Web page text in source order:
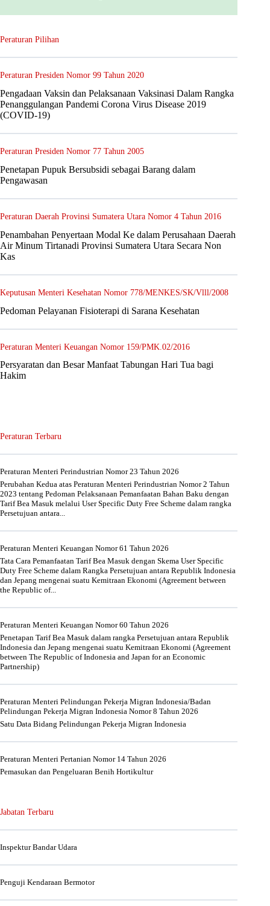
Peraturan Pilihan
Peraturan Presiden Nomor 99 Tahun 2020
Pengadaan Vaksin dan Pelaksanaan Vaksinasi Dalam Rangka
Penanggulangan Pandemi Corona Virus Disease 2019
(COVID-19)
Peraturan Presiden Nomor 77 Tahun 2005
Penetapan Pupuk Bersubsidi sebagai Barang dalam
Pengawasan
Peraturan Daerah Provinsi Sumatera Utara Nomor 4 Tahun 2016
Penambahan Penyertaan Modal Ke dalam Perusahaan Daerah
Air Minum Tirtanadi Provinsi Sumatera Utara Secara Non
Kas
Keputusan Menteri Kesehatan Nomor 778/MENKES/SK/Vlll/2008
Pedoman Pelayanan Fisioterapi di Sarana Kesehatan
Peraturan Menteri Keuangan Nomor 159/PMK.02/2016
Persyaratan dan Besar Manfaat Tabungan Hari Tua bagi
Hakim
Peraturan Terbaru
Peraturan Menteri Perindustrian Nomor 23 Tahun 2026
Perubahan Kedua atas Peraturan Menteri Perindustrian Nomor 2 Tahun
2023 tentang Pedoman Pelaksanaan Pemanfaatan Bahan Baku dengan
Tarif Bea Masuk melalui User Specific Duty Free Scheme dalam rangka
Persetujuan antara...
Peraturan Menteri Keuangan Nomor 61 Tahun 2026
Tata Cara Pemanfaatan Tarif Bea Masuk dengan Skema User Specific
Duty Free Scheme dalam Rangka Persetujuan antara Republik Indonesia
dan Jepang mengenai suatu Kemitraan Ekonomi (Agreement between
the Republic of...
Peraturan Menteri Keuangan Nomor 60 Tahun 2026
Penetapan Tarif Bea Masuk dalam rangka Persetujuan antara Republik
Indonesia dan Jepang mengenai suatu Kemitraan Ekonomi (Agreement
between The Republic of Indonesia and Japan for an Economic
Partnership)
Peraturan Menteri Pelindungan Pekerja Migran Indonesia/Badan
Pelindungan Pekerja Migran Indonesia Nomor 8 Tahun 2026
Satu Data Bidang Pelindungan Pekerja Migran Indonesia
Peraturan Menteri Pertanian Nomor 14 Tahun 2026
Pemasukan dan Pengeluaran Benih Hortikultur
Jabatan Terbaru
Inspektur Bandar Udara
Penguji Kendaraan Bermotor